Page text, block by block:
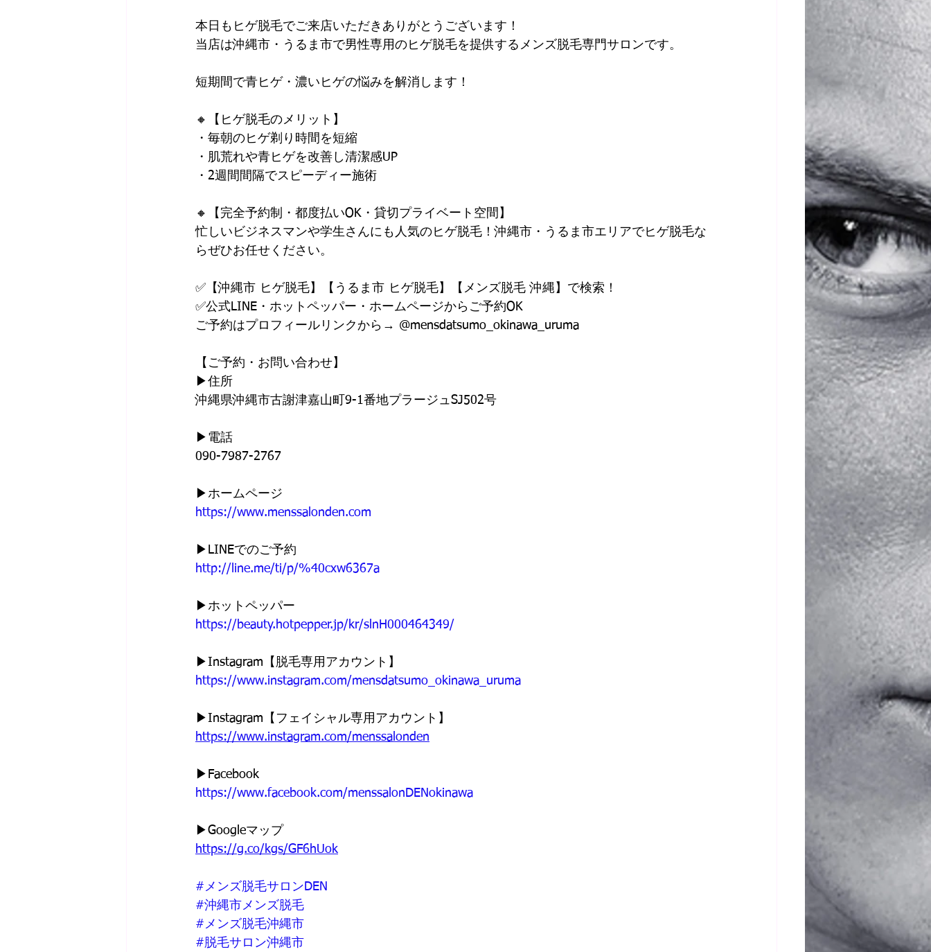
本日もヒゲ脱毛でご来店いただきありがとうございます！
当店は沖縄市・うるま市で男性専用のヒゲ脱毛を提供するメンズ脱毛専門サロンです。
短期間で青ヒゲ・濃いヒゲの悩みを解消します！
🔸【ヒゲ脱毛のメリット】
・毎朝のヒゲ剃り時間を短縮
・肌荒れや青ヒゲを改善し清潔感UP
・2週間間隔でスピーディー施術
🔸【完全予約制・都度払いOK・貸切プライベート空間】
忙しいビジネスマンや学生さんにも人気のヒゲ脱毛！沖縄市・うるま市エリアでヒゲ脱毛な
らぜひお任せください。
✅【沖縄市 ヒゲ脱毛】【うるま市 ヒゲ脱毛】【メンズ脱毛 沖縄】で検索！
✅公式LINE・ホットペッパー・ホームページからご予約OK
ご予約はプロフィールリンクから→ @mensdatsumo_okinawa_uruma
【ご予約・お問い合わせ】
▶︎住所
沖縄県沖縄市古謝津嘉山町9-1番地プラージュSJ502号
▶︎電話
090-7987-2767
▶︎ホームページ
https://www.menssalonden.com
▶︎LINEでのご予約
http://line.me/ti/p/%40cxw6367a
▶︎ホットペッパー
https://beauty.hotpepper.jp/kr/slnH000464349/
▶︎Instagram【脱毛専用アカウント】
https://www.instagram.com/mensdatsumo_okinawa_uruma
▶︎Instagram【フェイシャル専用アカウント】
https://www.instagram.com/menssalonden
▶︎Facebook
https://www.facebook.com/menssalonDENokinawa
▶︎Googleマップ
https://g.co/kgs/GF6hUok
#メンズ脱毛サロンDEN
#沖縄市メンズ脱毛
#メンズ脱毛沖縄市
#脱毛サロン沖縄市